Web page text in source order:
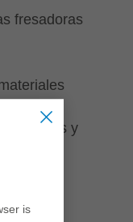
fresadoras
cuchillas y
is